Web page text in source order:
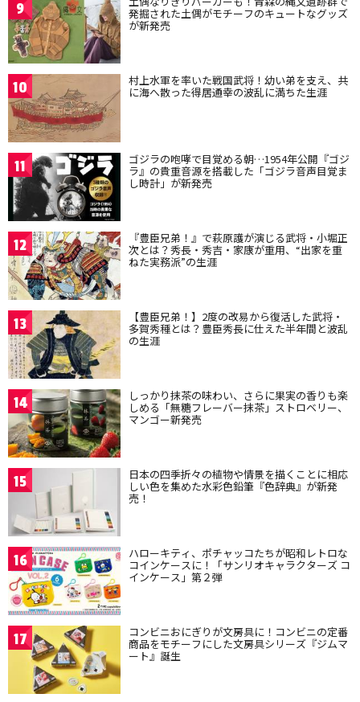
9 発掘された土偶がモチーフのキュートなグッズ
が新発売
10 村上水軍を率いた戦国武将！幼い弟を支え、共
に海へ散った得居通幸の波乱に満ちた生涯
11 ゴジラの咆哮で目覚める朝…1954年公開『ゴジ
ラ』の貴重音源を搭載した「ゴジラ音声目覚ま
し時計」が新発売
12 『豊臣兄弟！』で萩原護が演じる武将・小堀正
次とは？秀長・秀吉・家康が重用、“出家を重
ねた実務派”の生涯
13 【豊臣兄弟！】2度の改易から復活した武将・
多賀秀種とは？豊臣秀長に仕えた半年間と波乱
の生涯
14 しっかり抹茶の味わい、さらに果実の香りも楽
しめる「無糖フレーバー抹茶」ストロベリー、
マンゴー新発売
15 日本の四季折々の植物や情景を描くことに相応
しい色を集めた水彩色鉛筆『色辞典』が新発
売！
16 ハローキティ、ポチャッコたちが昭和レトロな
コインケースに！「サンリオキャラクターズ コ
インケース」第２弾
17 コンビニおにぎりが文房具に！コンビニの定番
商品をモチーフにした文房具シリーズ『ジムマ
ート』誕生